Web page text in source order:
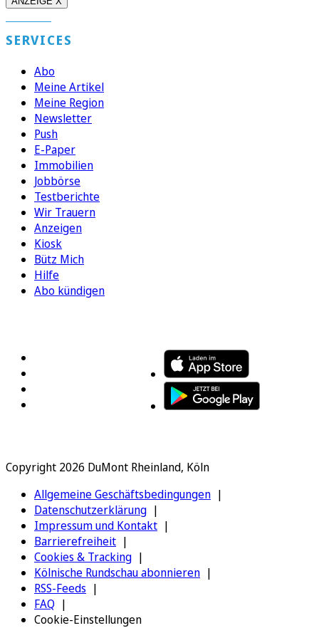
SERVICES
Abo
Meine Artikel
Meine Region
Newsletter
Push
E-Paper
Immobilien
Jobbörse
Testberichte
Wir Trauern
Anzeigen
Kiosk
Bütz Mich
Hilfe
Abo kündigen
Copyright 2026 DuMont Rheinland, Köln
Allgemeine Geschäftsbedingungen
Datenschutzerklärung
Impressum und Kontakt
Barrierefreiheit
Cookies & Tracking
Kölnische Rundschau abonnieren
RSS-Feeds
FAQ
Cookie-Einstellungen